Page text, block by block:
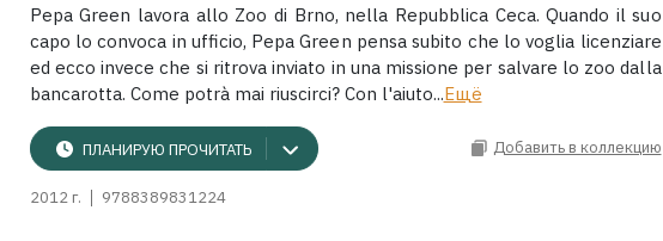
Pepa Green lavora allo Zoo di Brno, nella Repubblica Ceca. Quando il suo
capo lo convoca in ufficio, Pepa Green pensa subito che lo voglia licenziare
ed ecco invece che si ritrova inviato in una missione per salvare lo zoo dalla
bancarotta. Come potrà mai riuscirci? Con l'aiuto...Ещё
ПЛАНИРУЮ ПРОЧИТАТЬ Добавить в коллекцию
2012 г. 9788389831224